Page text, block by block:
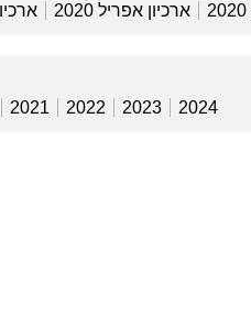
ארכיון אפריל 2020 ארכיון
2024
2023
2022
2021